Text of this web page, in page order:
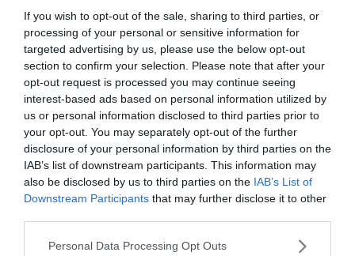
If you wish to opt-out of the sale, sharing to third parties, or
processing of your personal or sensitive information for
targeted advertising by us, please use the below opt-out
section to confirm your selection. Please note that after your
opt-out request is processed you may continue seeing
interest-based ads based on personal information utilized by
us or personal information disclosed to third parties prior to
your opt-out. You may separately opt-out of the further
disclosure of your personal information by third parties on the
IAB’s list of downstream participants. This information may
also be disclosed by us to third parties on the IAB’s List of
Downstream Participants that may further disclose it to other
Please note that this website/app uses one or more Google
Personal Data Processing Opt Outs
har dock signalerat öppenhet för en
överenskommelse, vilket belyser de interna
splittringarna i västvärlden: vissa tjänstemän trycker
på för maximalt tryck, medan andra varnar för att
Netanyahus agerande riskerar att leda till ett större
krig och ekonomiska konsekvenser, inklusive hot mot
Hormuzsundet.
Kollapsen understryker en välbekant dynamik. Iran ser
sig själv som ett offer för ett samordnat sabotage,
medan västeliten ser det iranska inflytandet genom
Hizbollah som den grundläggande orsaken till
instabiliteten. Med stigande oljepriser och regionala
spänningar som nått kokpunkten verkar vägen